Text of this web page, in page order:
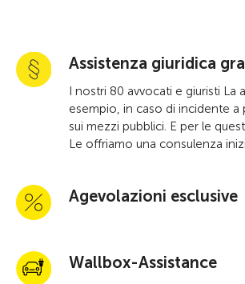
Assistenza giuridica
I nostri 80 avvocati e giuristi La
esempio, in caso di incidente a
sui mezzi pubblici. E per le
Le offriamo una consulenza
Agevolazioni esclusive
Wallbox-Assistance